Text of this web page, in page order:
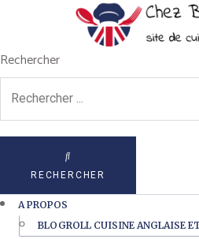
Rechercher
RECHERCHER
A PROPOS
BLOGROLL CUISINE ANGLAISE